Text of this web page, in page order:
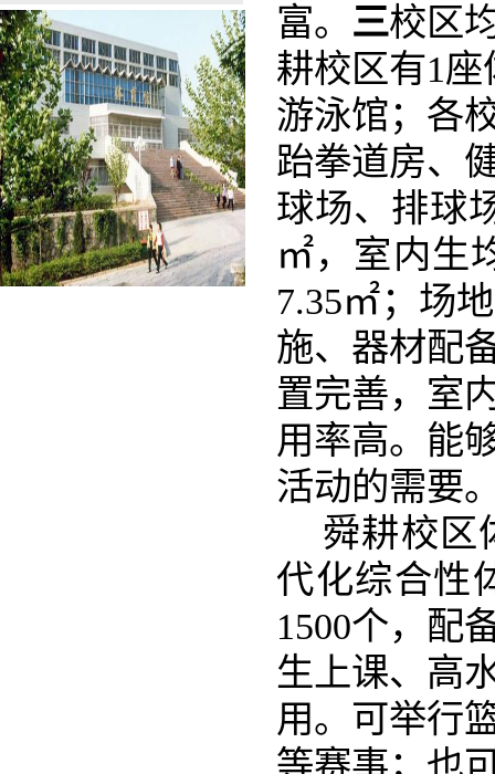
富。 三校区
耕校区有1
游泳馆；各
跆拳道房、
球场、排球
㎡，室内生
7.35㎡；场
施、器材配
置完善，室
用率高。能
活动的需要
舜耕校区
代化综合性
1500个，配
生上课、高
用。可举行
等赛事；也